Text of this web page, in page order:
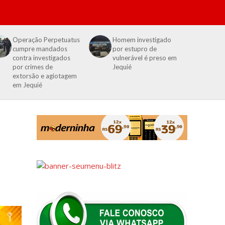
Operação Perpetuatus
cumpre mandados
contra investigados
por crimes de
extorsão e agiotagem
em Jequié
Homem investigado
por estupro de
vulnerável é preso em
Jequié